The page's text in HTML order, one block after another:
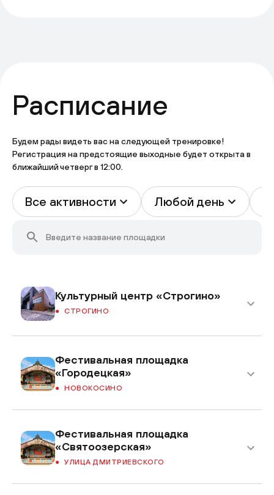
Расписание
Будем рады видеть вас на следующей тренировке!
Регистрация на предстоящие выходные будет открыта в
ближайший четверг в 12:00.
Все активности Любой день
Культурный центр «Строгино»
СТРОГИНО
Фестивальная площадка
«Городецкая»
НОВОКОСИНО
Фестивальная площадка
«Святоозерская»
УЛИЦА ДМИТРИЕВСКОГО